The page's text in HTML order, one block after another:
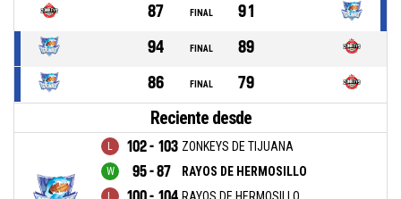
87
FINAL
91
94
FINAL
89
86
FINAL 79
Reciente desde
102 - 103 ZONKEYS DE TIJUANA
95 - 87 RAYOS DE HERMOSILLO
RAYOS DE HERMOSILLO